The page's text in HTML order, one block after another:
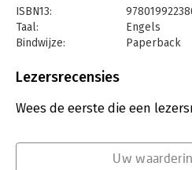
ISBN13:
Taal:
Engels
Bindwijze:
Paperback
Uitgever:
Serie:
Strategic
Lezersrecensies
Wees de eerste die een
Uw